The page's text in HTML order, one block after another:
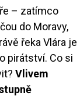
– zatímco
do Moravy,
řeka Vlára je
pirátství. Co si
Vlivem